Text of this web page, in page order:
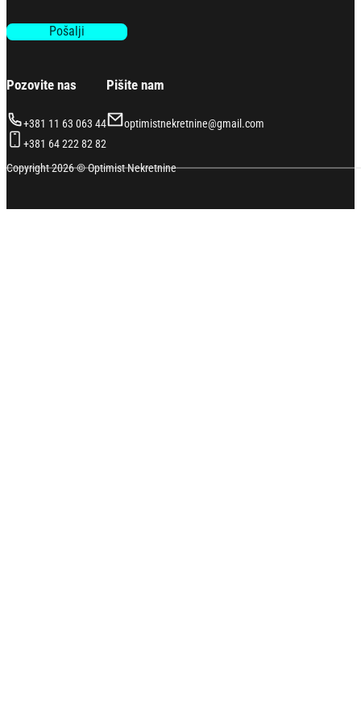
Pošalji
Pozovite nas
+381 11 63 063 44
+381 64 222 82 82
Pišite nam
optimistnekretnine@gmail.com
Copyright 2026 © Optimist Nekretnine